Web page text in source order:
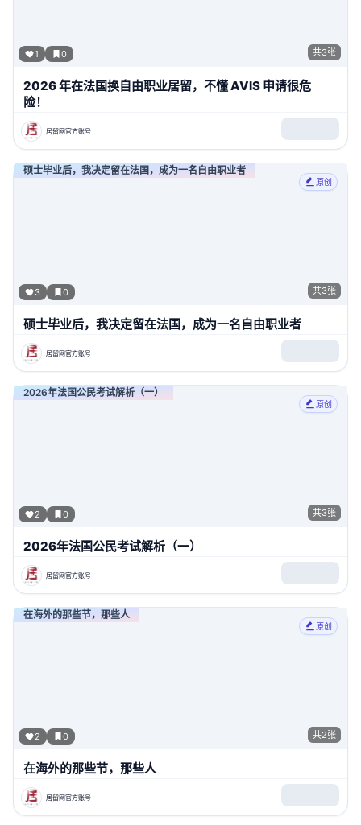
共3张
1 0
2026 年在法国换自由职业居留，不懂 AVIS 申请很危
险！
居留网官方账号
硕士毕业后，我决定留在法国，成为一名自由职业者
原创
共3张
3 0
硕士毕业后，我决定留在法国，成为一名自由职业者
居留网官方账号
2026年法国公民考试解析（一）
原创
共3张
2 0
2026年法国公民考试解析（一）
居留网官方账号
在海外的那些节，那些人
原创
共2张
2 0
在海外的那些节，那些人
居留网官方账号